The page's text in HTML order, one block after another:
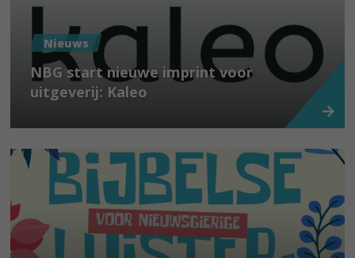
Nieuws
NBG start nieuwe imprint voor
uitgeverij: Kaleo